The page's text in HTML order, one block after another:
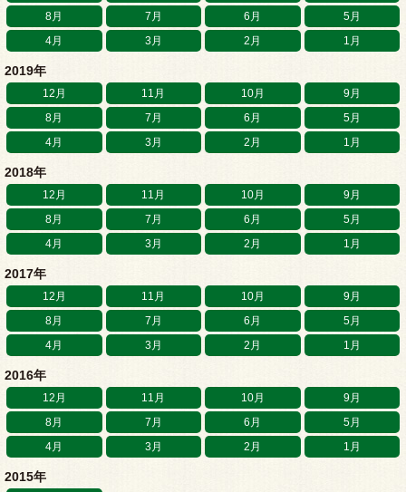
8月
7月 6月
5月
4月
3月 2月 1月
2019年
12月 11月 10月
9月
8月
7月 6月
5月
4月
3月 2月 1月
2018年
12月 11月 10月
9月
8月
7月 6月
5月
4月
3月 2月 1月
2017年
12月 11月 10月
9月
8月
7月 6月
5月
4月
3月 2月 1月
2016年
12月 11月 10月
9月
8月
7月 6月
5月
4月
3月 2月 1月
2015年